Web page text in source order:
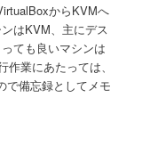
からKVMへ
はKVM、主にデス
ても良いマシンは
業にあたっては、
で備忘録としてメモ